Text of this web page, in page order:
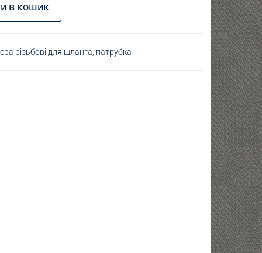
в кошик
різьбові для шланга, патрубка